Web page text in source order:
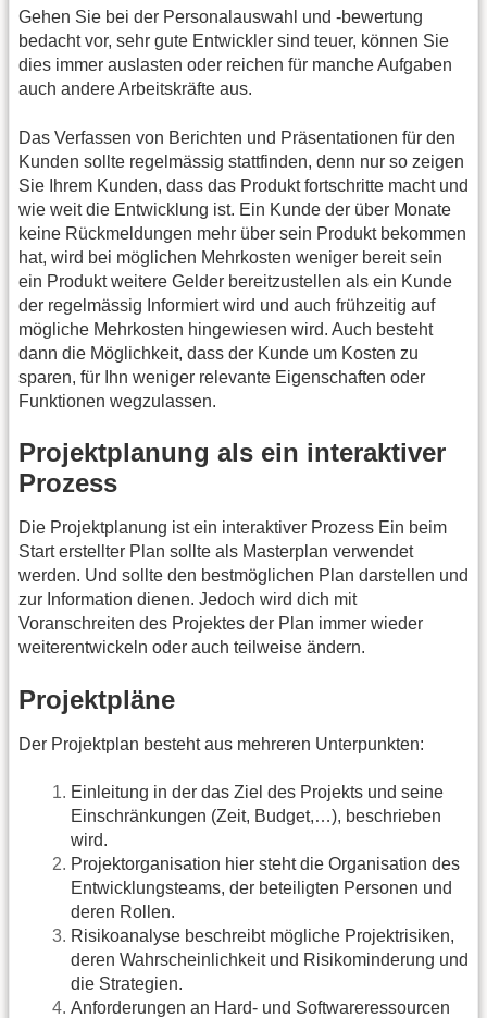
Gehen Sie bei der Personalauswahl und -bewertung
bedacht vor, sehr gute Entwickler sind teuer, können Sie
dies immer auslasten oder reichen für manche Aufgaben
auch andere Arbeitskräfte aus.
Das Verfassen von Berichten und Präsentationen für den
Kunden sollte regelmässig stattfinden, denn nur so zeigen
Sie Ihrem Kunden, dass das Produkt fortschritte macht und
wie weit die Entwicklung ist. Ein Kunde der über Monate
keine Rückmeldungen mehr über sein Produkt bekommen
hat, wird bei möglichen Mehrkosten weniger bereit sein
ein Produkt weitere Gelder bereitzustellen als ein Kunde
der regelmässig Informiert wird und auch frühzeitig auf
mögliche Mehrkosten hingewiesen wird. Auch besteht
dann die Möglichkeit, dass der Kunde um Kosten zu
sparen, für Ihn weniger relevante Eigenschaften oder
Funktionen wegzulassen.
Projektplanung als ein interaktiver
Prozess
Die Projektplanung ist ein interaktiver Prozess Ein beim
Start erstellter Plan sollte als Masterplan verwendet
werden. Und sollte den bestmöglichen Plan darstellen und
zur Information dienen. Jedoch wird dich mit
Voranschreiten des Projektes der Plan immer wieder
weiterentwickeln oder auch teilweise ändern.
Projektpläne
Der Projektplan besteht aus mehreren Unterpunkten:
Einleitung in der das Ziel des Projekts und seine
Einschränkungen (Zeit, Budget,…), beschrieben
wird.
Projektorganisation hier steht die Organisation des
Entwicklungsteams, der beteiligten Personen und
deren Rollen.
Risikoanalyse beschreibt mögliche Projektrisiken,
deren Wahrscheinlichkeit und Risikominderung und
die Strategien.
Anforderungen an Hard- und Softwareressourcen